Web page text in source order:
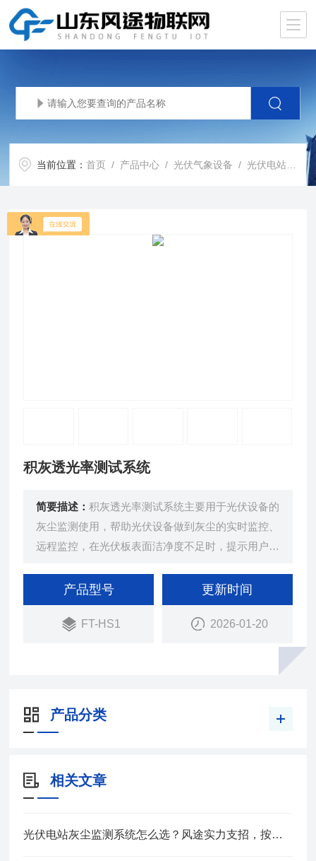
当前位置：首页 / 产品中心 /光伏气象设备 /光伏电站灰尘监测系统
积灰透光率测试系统
简要描述：积灰透光率测试系统主要用于光伏设备的
灰尘监测使用，帮助光伏设备做到灰尘的实时监控、
远程监控，在光伏板表面洁净度不足时，提示用户及
产品型号
FT-HS1
更新时间
2026-01-20
产品分类
相关文章
光伏电站灰尘监测系统怎么选？风途实力支招，按需配置更省钱、监测更准确